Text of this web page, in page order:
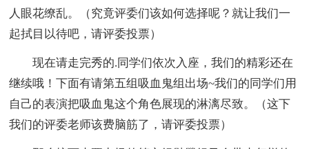
人眼花缭乱。（究竟评委们该如何选择呢？就让我们一
起拭目以待吧，请评委投票）
现在请走完秀的.同学们依次入座，我们的精彩还在
继续哦！下面有请第五组吸血鬼组出场~我们的同学们用
自己的表演把吸血鬼这个角色展现的淋漓尽致。（这下
我们的评委老师该费脑筋了，请评委投票）